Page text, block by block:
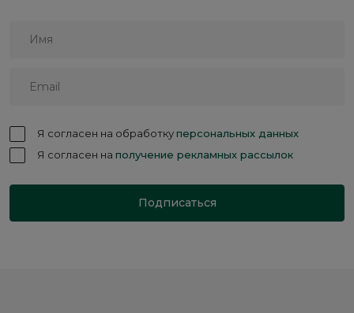
Я согласен на обработкуперсональных данных
Я согласен на получение рекламных рассылок
Подписаться